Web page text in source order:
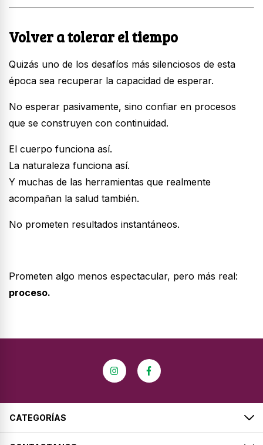
Volver a tolerar el tiempo
Quizás uno de los desafíos más silenciosos de esta
época sea recuperar la capacidad de esperar.
No esperar pasivamente, sino confiar en procesos
que se construyen con continuidad.
El cuerpo funciona así.
La naturaleza funciona así.
Y muchas de las herramientas que realmente
acompañan la salud también.
No prometen resultados instantáneos.
Prometen algo menos espectacular, pero más real:
proceso.
CATEGORÍAS